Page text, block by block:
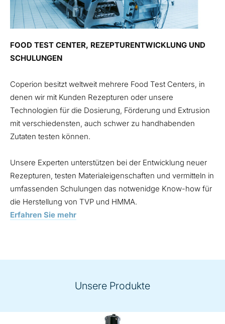
FOOD TEST CENTER, REZEPTURENTWICKLUNG UND
SCHULUNGEN
Coperion besitzt weltweit mehrere Food Test Centers, in
denen wir mit Kunden Rezepturen oder unsere
Technologien für die Dosierung, Förderung und Extrusion
mit verschiedensten, auch schwer zu handhabenden
Zutaten testen können.
Unsere Experten unterstützen bei der Entwicklung neuer
Rezepturen, testen Materialeigenschaften und vermitteln in
umfassenden Schulungen das notwenidge Know-how für
die Herstellung von TVP und HMMA.
Erfahren Sie mehr
Unsere Produkte